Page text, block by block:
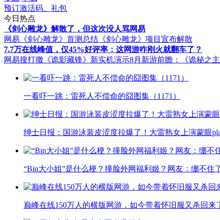
预订激活码、礼包
今日热点
《剑心雕龙》解散了，但这次没人骂网易
网易《剑心雕龙》首测总结 《剑心雕龙》项目宣布解散
7.7万在线峰值，仅45%好评率：这网游咋刚火就翻车了？
网易搜打撤《诡影藏锋》新实机演示8月新游前瞻：《诡秘之
一看吓一跳：雷死人不偿命的囧图集（1171）
绅士日报：国游泳装皮涩度拉爆了！大雷熟女上演蒙眼
“Bin大小姐”是什么梗？撞脸外网福利姬？网友：绷不住
巅峰在线150万人的横版网游，如今带着怀旧服又杀回来